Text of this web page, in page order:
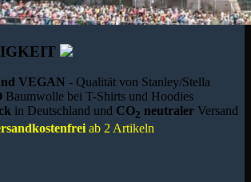
VEGAN - Qualität von Stanley/Stella
Baumwolle bei T-Shirts und Hoodies
in Deutschland und CO2 neutraler Versand
ab 2 Artikeln